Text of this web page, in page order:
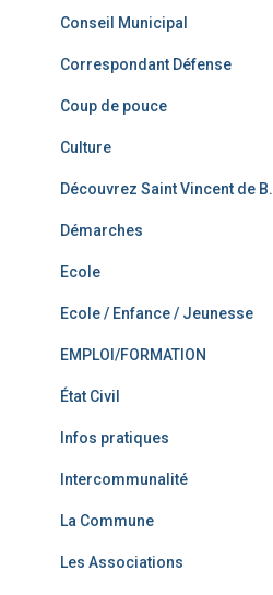
Conseil Municipal
Correspondant Défense
Coup de pouce
Culture
Découvrez Saint Vincent de B.
Démarches
Ecole
Ecole / Enfance / Jeunesse
EMPLOI/FORMATION
État Civil
Infos pratiques
Intercommunalité
La Commune
Les Associations